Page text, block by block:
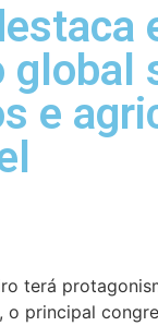
global
e
terá
, o principal